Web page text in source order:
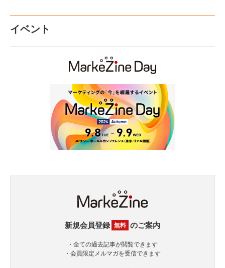
イベント
新規会員登録 無料 のご案内
・全ての過去記事が閲覧できます
・会員限定メルマガを受信できます